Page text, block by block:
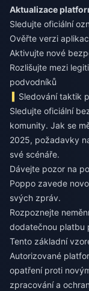
Aktualizace
Sledujte oficiální
Ověřte verzi
Aktivujte nové
Rozlišujte mezi
podvodníků
Sledování taktik
Sledujte oficiální
komunity. Jak se
2025, požadavky
své scénáře.
Dávejte pozor na
Poppo zavede
svých zpráv.
Rozpoznejte
dodatečnou platbu
Tento základní
Autorizované
opatření proti
zpracování a